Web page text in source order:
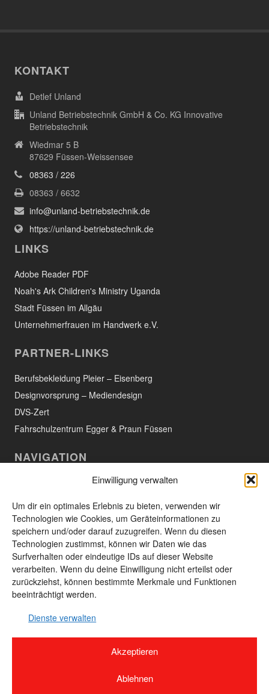
Einwilligung verwalten
Um dir ein optimales Erlebnis zu bieten, verwenden wir
Technologien wie Cookies, um Geräteinformationen zu
speichern und/oder darauf zuzugreifen. Wenn du diesen
Technologien zustimmst, können wir Daten wie das
Surfverhalten oder eindeutige IDs auf dieser Website
verarbeiten. Wenn du deine Einwilligung nicht erteilst oder
zurückziehst, können bestimmte Merkmale und Funktionen
beeinträchtigt werden.
Dienste verwalten
Akzeptieren
Ablehnen
KONTAKT
Detlef Unland
Unland Betriebstechnik GmbH & Co. KG Innovative
Betriebstechnik
Wiedmar 5 B
87629 Füssen-Weissensee
08363 / 226
08363 / 6632
info@unland-betriebstechnik.de
https://unland-betriebstechnik.de
LINKS
Adobe Reader PDF
Noah's Ark Children's Ministry Uganda
Stadt Füssen im Allgäu
Unternehmerfrauen im Handwerk e.V.
PARTNER-LINKS
Berufsbekleidung Pleier – Eisenberg
Designvorsprung – Mediendesign
DVS-Zert
Fahrschulzentrum Egger & Praun Füssen
NAVIGATION
Aktuelles
Das Unternehmen
Leistungen und Produkte
Unsere Produkte
Kontakt
Seitenübersicht
vorbehalten · Webdesign by